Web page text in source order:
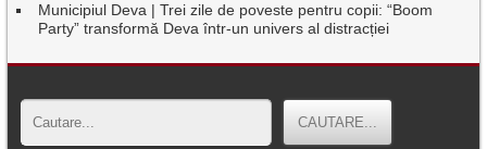
Municipiul Deva | Trei zile de poveste pentru copii: “Boom
Party” transformă Deva într-un univers al distracției